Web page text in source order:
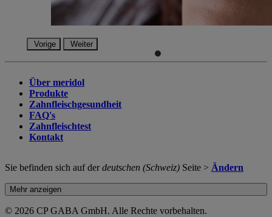
Vorige Weiter
Über meridol
Produkte
Zahnfleischgesundheit
FAQ's
Zahnfleischtest
Kontakt
Sie befinden sich auf derdeutschen (Schweiz) Seite > Ändern
Mehr anzeigen
© 2026 CP GABA GmbH. Alle Rechte vorbehalten.